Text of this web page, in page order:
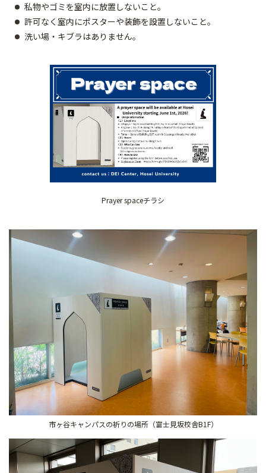
私物やゴミを室内に放置しないこと。
許可なく室内にポスターや装飾を設置しないこと。
洗い場・キブラはありません。
Prayer spaceチラシ
市ヶ谷キャンパスの祈りの場所（富士見坂校舎B1F）